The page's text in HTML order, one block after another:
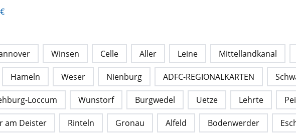
Winsen Celle Aller Leine Mittellandkanal
Hameln Weser Nienburg ADFC-REGIONALKARTEN
Loccum Wunstorf Burgwedel Uetze Lehrte
am Deister Rinteln Gronau Alfeld Bodenwerder